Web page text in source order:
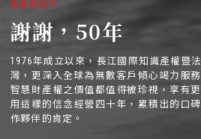
ABOUT
謝謝，50年
1976年成立以來，長江國際知識產權暨
灣，更深入全球為無數客戶傾心竭力服
智慧財產權之價值都值得被珍視，享有
用這樣的信念經營四十年，累積出的口
作夥伴的肯定。